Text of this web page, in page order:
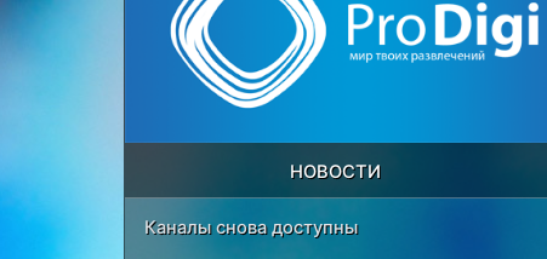
НОВОСТИ
Каналы снова доступны